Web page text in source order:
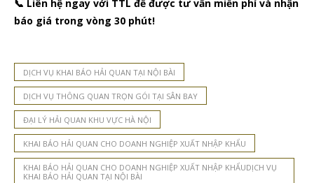
📞 Liên hệ ngay với TTL để được tư vấn miễn phí và nhận
báo giá trong vòng 30 phút!
DỊCH VỤ KHAI BÁO HẢI QUAN TẠI NỘI BÀI
DỊCH VỤ THÔNG QUAN TRỌN GÓI TẠI SÂN BAY
ĐẠI LÝ HẢI QUAN KHU VỰC HÀ NỘI
KHAI BÁO HẢI QUAN CHO DOANH NGHIỆP XUẤT NHẬP KHẨU
KHAI BÁO HẢI QUAN CHO DOANH NGHIỆP XUẤT NHẬP KHẨUDỊCH VỤ
KHAI BÁO HẢI QUAN TẠI NỘI BÀI